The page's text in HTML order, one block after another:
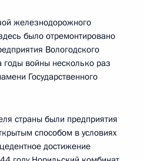
железнодорожного
было отремонтировано
Вологодского
войны несколько раз
Государственного
страны были предприятия
способом в условиях
достижение